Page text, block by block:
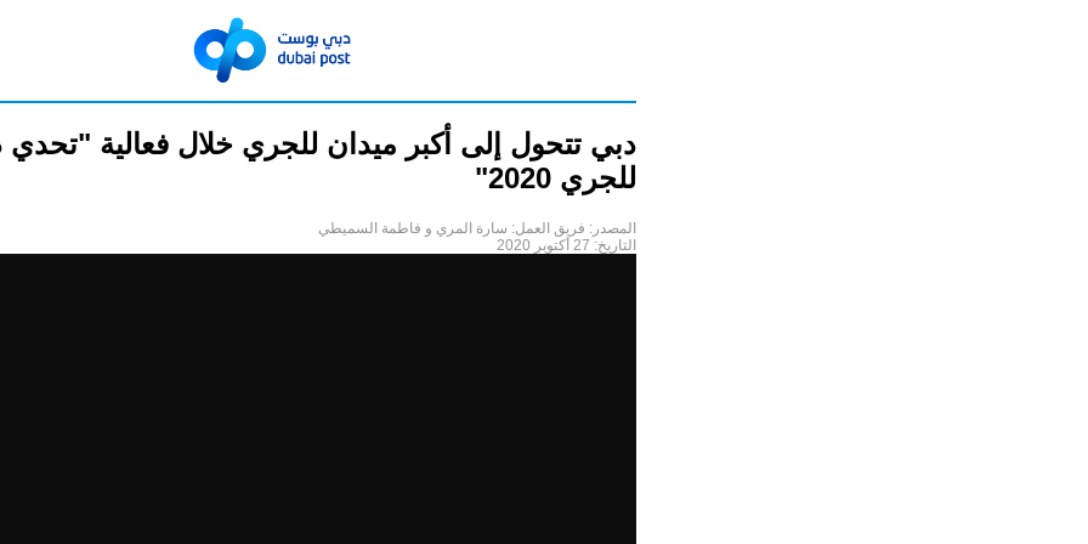
دبي تتحول إلى أكبر ميدان للجري خلال فعالية "تحدي
للجري 2020"
المصدر: فريق العمل: سارة المري و فاطمة السميطي
التاريخ: 27 أكتوبر 2020